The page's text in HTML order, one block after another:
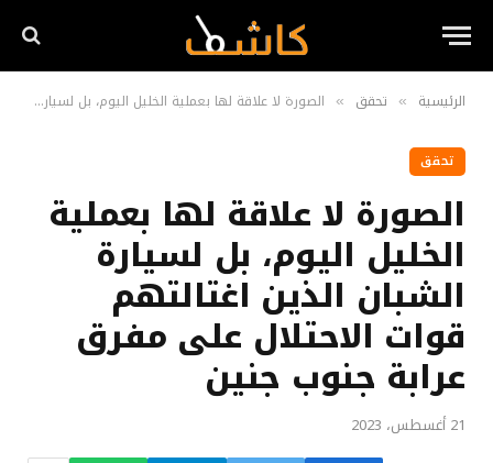
الرئيسية » تحقق » الصورة لا علاقة لها بعملية الخليل اليوم، بل لسيارة الشبان الذين اغتالتهم قوات الاحتلال على مفرق عرابة جنوب جنين
تحقق
الصورة لا علاقة لها بعملية
الخليل اليوم، بل لسيارة
الشبان الذين اغتالتهم
قوات الاحتلال على مفرق
عرابة جنوب جنين
21 أغسطس، 2023